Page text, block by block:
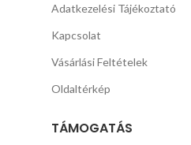
Adatkezelési Tájékoztató
Kapcsolat
Vásárlási Feltételek
Oldaltérkép
TÁMOGATÁS